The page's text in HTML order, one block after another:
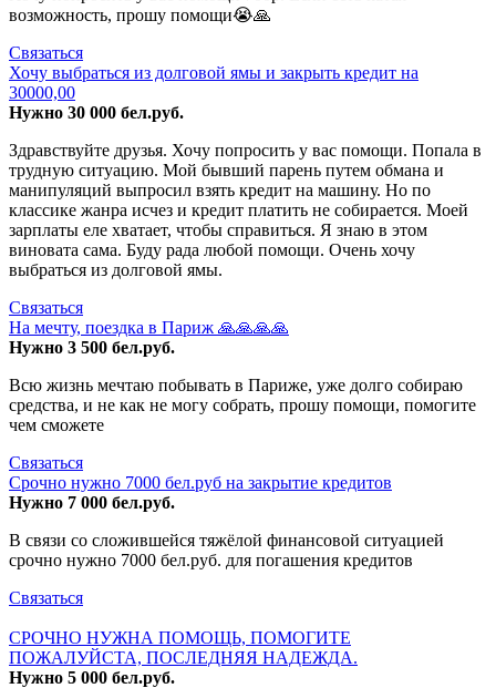
возможность, прошу помощи😭🙏
Связаться
Хочу выбраться из долговой ямы и закрыть кредит на
30000,00
Нужно 30 000 бел.руб.
Здравствуйте друзья. Хочу попросить у вас помощи. Попала в
трудную ситуацию. Мой бывший парень путем обмана и
манипуляций выпросил взять кредит на машину. Но по
классике жанра исчез и кредит платить не собирается. Моей
зарплаты еле хватает, чтобы справиться. Я знаю в этом
виновата сама. Буду рада любой помощи. Очень хочу
выбраться из долговой ямы.
Связаться
На мечту, поездка в Париж 🙏🙏🙏🙏
Нужно 3 500 бел.руб.
Всю жизнь мечтаю побывать в Париже, уже долго собираю
средства, и не как не могу собрать, прошу помощи, помогите
чем сможете
Связаться
Срочно нужно 7000 бел.руб на закрытие кредитов
Нужно 7 000 бел.руб.
В связи со сложившейся тяжёлой финансовой ситуацией
срочно нужно 7000 бел.руб. для погашения кредитов
Связаться
СРОЧНО НУЖНА ПОМОЩЬ, ПОМОГИТЕ
ПОЖАЛУЙСТА, ПОСЛЕДНЯЯ НАДЕЖДА.
Нужно 5 000 бел.руб.